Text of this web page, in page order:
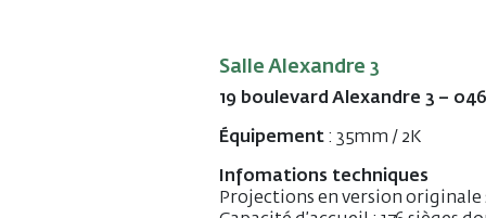
Salle Alexandre 3
19 boulevard Alexandre 3 –
Équipement : 35mm / 2K
Infomations techniques
Projections en version